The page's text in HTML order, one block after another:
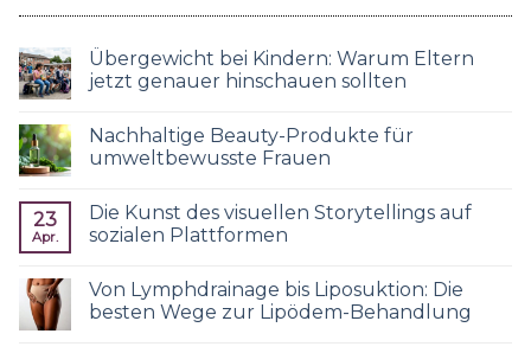
Übergewicht bei Kindern: Warum Eltern
jetzt genauer hinschauen sollten
Nachhaltige Beauty-Produkte für
umweltbewusste Frauen
23
Apr.
Die Kunst des visuellen Storytellings auf
sozialen Plattformen
Von Lymphdrainage bis Liposuktion: Die
besten Wege zur Lipödem-Behandlung